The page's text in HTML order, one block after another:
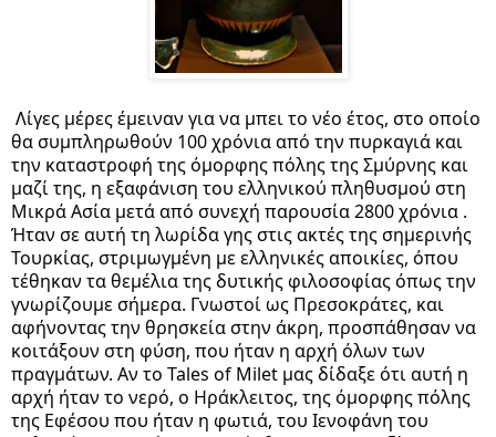
Λίγες μέρες έμειναν για να μπει το νέο έτος, στο οποίο
θα συμπληρωθούν 100 χρόνια από την πυρκαγιά και
την καταστροφή της όμορφης πόλης της Σμύρνης και
μαζί της, η εξαφάνιση του ελληνικού πληθυσμού στη
Μικρά Ασία μετά από συνεχή παρουσία 2800 χρόνια .
Ήταν σε αυτή τη λωρίδα γης στις ακτές της σημερινής
Τουρκίας, στριμωγμένη με ελληνικές αποικίες, όπου
τέθηκαν τα θεμέλια της δυτικής φιλοσοφίας όπως την
γνωρίζουμε σήμερα. Γνωστοί ως Πρεσοκράτες, και
αφήνοντας την θρησκεία στην άκρη, προσπάθησαν να
κοιτάξουν στη φύση, που ήταν η αρχή όλων των
πραγμάτων. Αν το Tales of Milet μας δίδαξε ότι αυτή η
αρχή ήταν το νερό, ο Ηράκλειτος, της όμορφης πόλης
της Εφέσου που ήταν η φωτιά, του Ιενοφάνη του